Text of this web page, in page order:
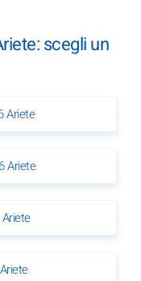
scegli un
Ariete
Ariete